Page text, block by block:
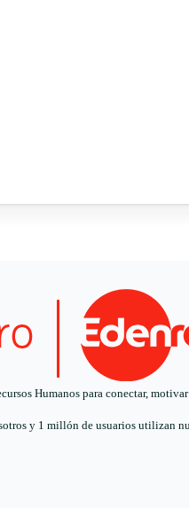
Humanos para conectar,
y 1 millón de usuarios utilizan